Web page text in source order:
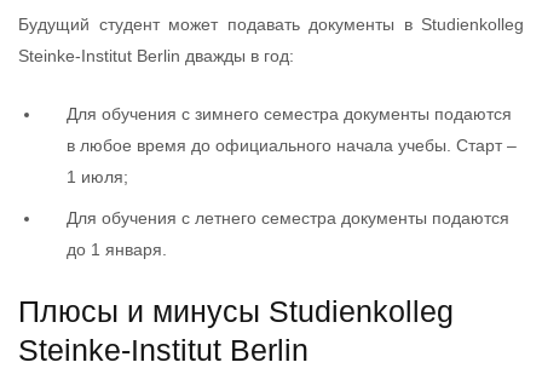
Будущий студент может подавать документы в Studienkolleg
Steinke-Institut Berlin дважды в год:
Для обучения с зимнего семестра документы подаются
в любое время до официального начала учебы. Старт –
1 июля;
Для обучения с летнего семестра документы подаются
до 1 января.
Плюсы и минусы Studienkolleg
Steinke-Institut Berlin